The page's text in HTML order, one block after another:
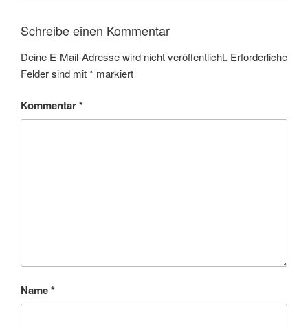
Schreibe einen Kommentar
Deine E-Mail-Adresse wird nicht veröffentlicht. Erforderliche
Felder sind mit* markiert
Kommentar*
Name*